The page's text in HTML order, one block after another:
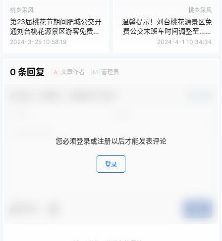
桃乡采风
第23届桃花节期间肥城公交开
通刘台桃花源景区游客免费接
驳线
2024-3-25 10:58:19
桃乡采风
温馨提示！刘台桃花源景区免
费公交末班车时间调整至…！
贴心！
2024-4-1 10:34:34
0 条回复 A 文章作者 M 管理员
您必须登录或注册以后才能发表评论
登录